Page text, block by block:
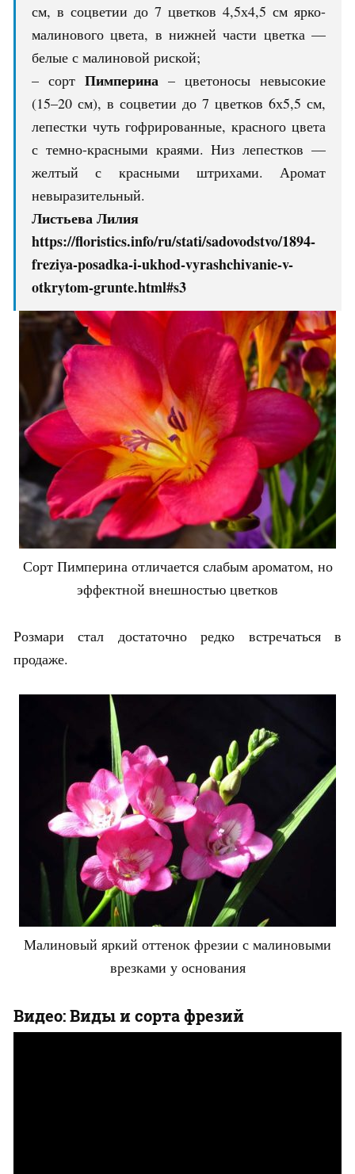
см, в соцветии до 7 цветков 4,5х4,5 см ярко-
малинового цвета, в нижней части цветка —
белые с малиновой риской;
– сорт Пимперина – цветоносы невысокие
(15–20 см), в соцветии до 7 цветков 6х5,5 см,
лепестки чуть гофрированные, красного цвета
с темно-красными краями. Низ лепестков —
желтый с красными штрихами. Аромат
невыразительный.
Листьева Лилия
https://floristics.info/ru/stati/sadovodstvo/1894-
freziya-posadka-i-ukhod-vyrashchivanie-v-
otkrytom-grunte.html#s3
Сорт Пимперина отличается слабым ароматом, но
эффектной внешностью цветков
Розмари стал достаточно редко встречаться в
продаже.
Малиновый яркий оттенок фрезии с малиновыми
врезками у основания
Видео: Виды и сорта фрезий